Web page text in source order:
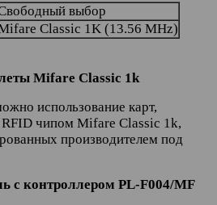
выбор
Classic 1K (13.56 MHz)
Mifare Classic 1k
использование карт,
RFID чипом Mifare Сlassic 1k,
производителем под
с контроллером PL-F004/MF